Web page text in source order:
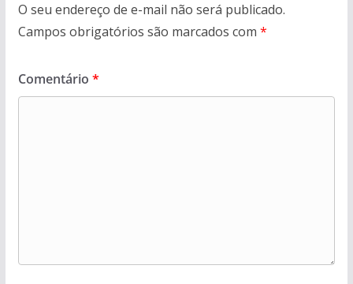
O seu endereço de e-mail não será publicado.
Campos obrigatórios são marcados com *
Comentário *